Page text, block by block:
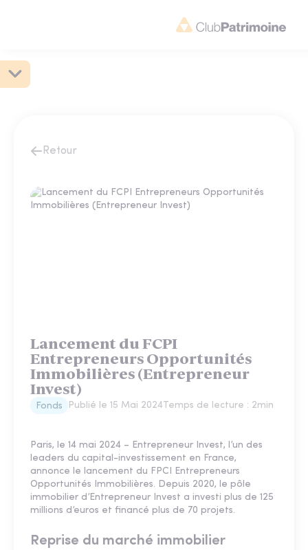
Retour
Lancement du FCPI
Entrepreneurs Opportunités
Immobilières (Entrepreneur
Invest)
Fonds Publié le 15 Mai 2024 Temps de lecture : 2min
Paris, le 14 mai 2024 – Entrepreneur Invest, l’un des
leaders du capital-investissement en France,
annonce le lancement du FPCI Entrepreneurs
Opportunités Immobilières. Depuis 2020, le pôle
immobilier d’Entrepreneur Invest a investi plus de 125
millions d’euros et financé plus de 70 projets.
Reprise du marché immobilier